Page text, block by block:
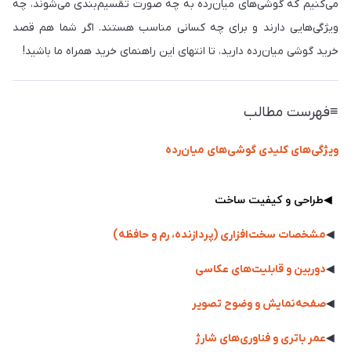
می‌کنیم که گوشی‌های میان‌رده به چه صورت تقسیم‌بندی می‌شوند، چه
ویژگی‌هایی دارند و برای چه کسانی مناسب هستند. اگر شما هم قصد
خرید گوشی میان‌رده دارید، تا انتهای این راهنمای خرید همراه ما باشید!
≡فهرست مطالب
ویژگی‌های کلیدی گوشی‌های میان‌رده
◀طراحی و کیفیت ساخت
◀مشخصات سخت‌افزاری (پردازنده، رم و حافظه)
◀دوربین و قابلیت‌های عکاسی
◀صفحه‌نمایش و وضوح تصویر
◀عمر باتری و فناوری‌های شارژ